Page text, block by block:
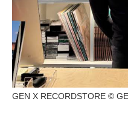
GEN X RECORDSTORE ©